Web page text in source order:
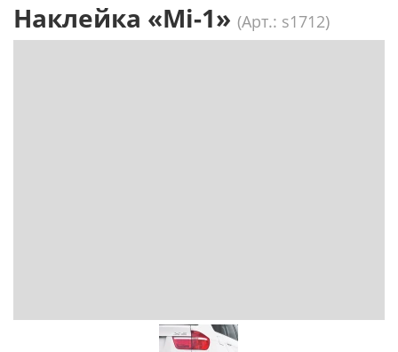
Наклейка «Мі-1» (Арт.: s1712)